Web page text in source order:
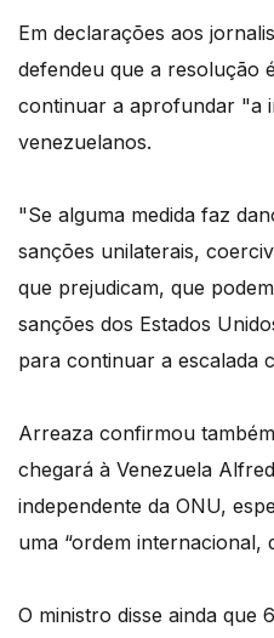
Em declarações aos
defendeu que a resolução
continuar a aprofundar "a
venezuelanos.
"Se alguma medida faz
sanções unilaterais,
que prejudicam, que
sanções dos Estados
para continuar a escalada
Arreaza confirmou
chegará à Venezuela
independente da ONU,
uma “ordem internacional,
O ministro disse ainda que